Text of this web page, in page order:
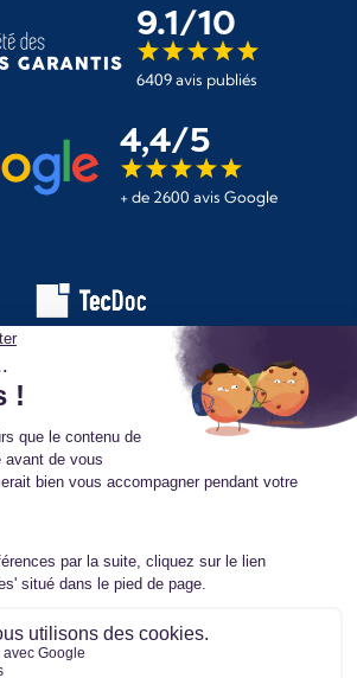
9.1/10
6409 avis publiés
4,4/5
+ de 2600 avis Google
sur ce site de pièces automobiles
de données TecDoc. Elles sont protégées
ne peuvent en aucun cas être copiées,
ou diffusées sans l’autorisation préalable de
non autorisée constitue une infraction
poursuites.
générales de vente